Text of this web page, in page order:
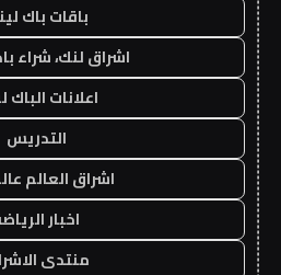
باقات باك
اشراق لنك، شراء
اعلانات الباك
التدريس
اشراق العالم
اخبار
منتدى